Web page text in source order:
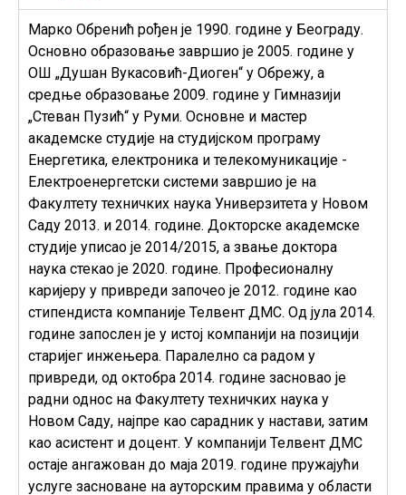
Марко Обренић рођен је 1990. године у Београду.
Основно образовање завршио је 2005. године у
ОШ „Душан Вукасовић-Диоген“ у Обрежу, а
средње образовање 2009. године у Гимназији
„Стеван Пузић“ у Руми. Основне и мастер
академске студије на студијском програму
Енергетика, електроника и телекомуникације -
Електроенергетски системи завршио је на
Факултету техничких наука Универзитета у Новом
Саду 2013. и 2014. године. Докторске академске
студије уписао је 2014/2015, а звање доктора
наука стекао је 2020. године. Професионалну
каријеру у привреди започео је 2012. године као
стипендиста компаније Телвент ДМС. Од јула 2014.
године запослен је у истој компанији на позицији
старијег инжењера. Паралелно са радом у
привреди, од октобра 2014. године засновао је
радни однос на Факултету техничких наука у
Новом Саду, најпре као сарадник у настави, затим
као асистент и доцент. У компанији Телвент ДМС
остаје ангажован до маја 2019. године пружајући
услуге засноване на ауторским правима у области